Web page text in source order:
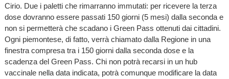
Cirio. Due i paletti che rimarranno immutati: per ricevere la terza
dose dovranno essere passati 150 giorni (5 mesi) dalla seconda e
non si permetterà che scadano i Green Pass ottenuti dai cittadini.
Ogni piemontese, di fatto, verrà chiamato dalla Regione in una
finestra compresa tra i 150 giorni dalla seconda dose e la
scadenza del Green Pass. Chi non potrà recarsi in un hub
vaccinale nella data indicata, potrà comunque modificare la data